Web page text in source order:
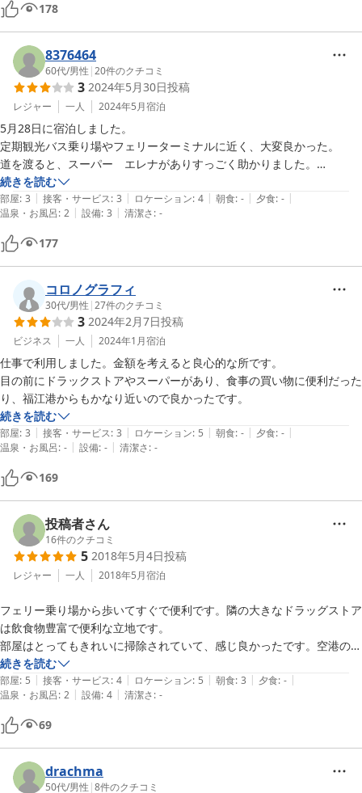
178
8376464
60代/男性 |20件のクチコミ
3 2024年5月30日投稿
レジャー 一人 2024年5月宿泊
5月28日に宿泊しました。
定期観光バス乗り場やフェリーターミナルに近く、大変良かった。
道を渡ると、スーパー　エレナがありすっごく助かりました。
ただ、シャワーの温度調整が出来なくて、大変苦労しました。
続きを読む
部屋: 3 | 接客・サービス: 3 | ロケーション: 4 | 朝食: - | 夕食: - |
温泉・お風呂: 2 | 設備: 3 | 清潔さ: -
177
コロノグラフィ
30代/男性 |27件のクチコミ
3 2024年2月7日投稿
ビジネス 一人 2024年1月宿泊
仕事で利用しました。金額を考えると良心的な所です。
目の前にドラックストアやスーパーがあり、食事の買い物に便利だった
続きを読む
部屋: 3 | 接客・サービス: 3 | ロケーション: 5 | 朝食: - | 夕食: - |
温泉・お風呂: - | 設備: - | 清潔さ: -
169
投稿者さん
16件のクチコミ
5 2018年5月4日投稿
レジャー 一人 2018年5月宿泊
フェリー乗り場から歩いてすぐで便利です。隣の大きなドラッグストア
は飲食物豊富で便利な立地です。
部屋はとってもきれいに掃除されていて、感じ良かったです。空港の送
続きを読む
部屋: 5 | 接客・サービス: 4 | ロケーション: 5 | 朝食: 3 | 夕食: - |
温泉・お風呂: 2 | 設備: 4 | 清潔さ: -
69
drachma
50代/男性 |8件のクチコミ